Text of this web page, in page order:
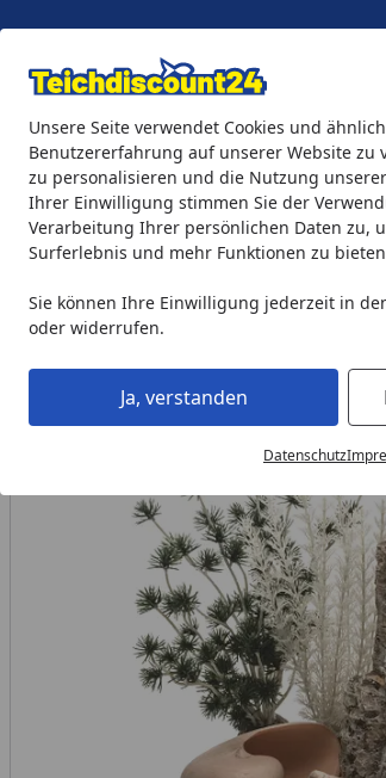
Unsere Seite verwendet Cookies und
Benutzererfahrung auf unserer Website zu
zu personalisieren und die Nutzung
Ihrer Einwilligung stimmen Sie der
Verarbeitung Ihrer persönlichen Daten zu,
Surferlebnis und mehr Funktionen zu
Sie können Ihre Einwilligung jederzeit in
oder widerrufen.
Ja, verstanden
Datenschutz
Eigene Montage-Teams
Teichprodukte Aquaristik Söll
Aquaristik biOrb Dekoration biOrb